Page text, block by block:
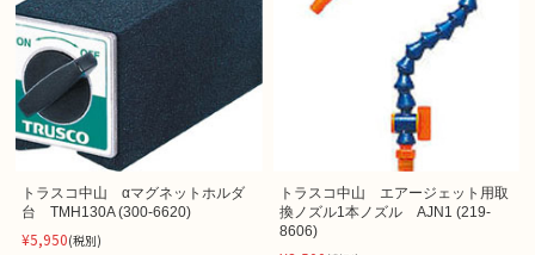
トラスコ中山 αマグネットホルダ
台 TMH130A (300-6620)
¥5,950(税別)
トラスコ中山 エアージェット用取
換ノズル1本ノズル AJN1 (219-
8606)